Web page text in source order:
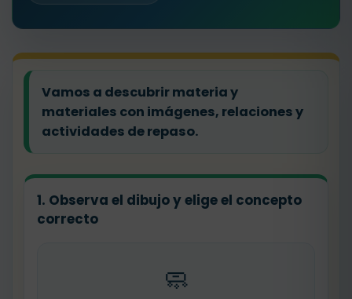
Vamos a descubrir materia y
materiales con imágenes, relaciones y
actividades de repaso.
1. Observa el dibujo y elige el concepto
correcto
🧼